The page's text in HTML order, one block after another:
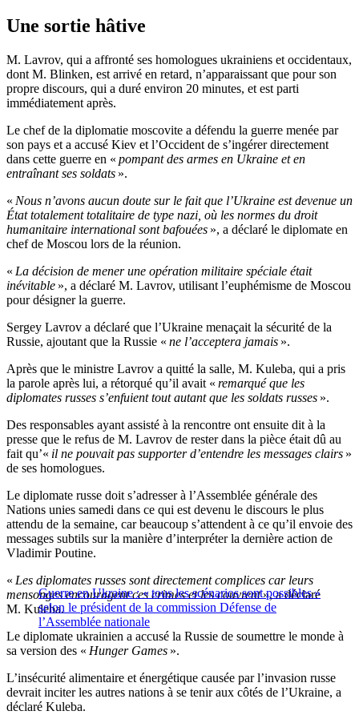
Une sortie hâtive
M. Lavrov, qui a affronté ses homologues ukrainiens et occidentaux,
dont M. Blinken, est arrivé en retard, n’apparaissant que pour son
propre discours, qui a duré environ 20 minutes, et est parti
immédiatement après.
Le chef de la diplomatie moscovite a défendu la guerre menée par
son pays et a accusé Kiev et l’Occident de s’ingérer directement
dans cette guerre en « pompant des armes en Ukraine et en
entraînant ses soldats ».
« Nous n’avons aucun doute sur le fait que l’Ukraine est devenue un
État totalement totalitaire de type nazi, où les normes du droit
humanitaire international sont bafouées », a déclaré le diplomate en
chef de Moscou lors de la réunion.
« La décision de mener une opération militaire spéciale était
inévitable », a déclaré M. Lavrov, utilisant l’euphémisme de Moscou
pour désigner la guerre.
Sergey Lavrov a déclaré que l’Ukraine menaçait la sécurité de la
Russie, ajoutant que la Russie « ne l’acceptera jamais ».
Après que le ministre Lavrov a quitté la salle, M. Kuleba, qui a pris
la parole après lui, a rétorqué qu’il avait « remarqué que les
diplomates russes s’enfuient tout autant que les soldats russes ».
Des responsables ayant assisté à la rencontre ont ensuite dit à la
presse que le refus de M. Lavrov de rester dans la pièce était dû au
fait qu’« il ne pouvait pas supporter d’entendre les messages clairs »
de ses homologues.
Le diplomate russe doit s’adresser à l’Assemblée générale des
Nations unies samedi dans ce qui est devenu le discours le plus
attendu de la semaine, car beaucoup s’attendent à ce qu’il envoie des
messages subtils sur la manière d’interpréter la dernière action de
Vladimir Poutine.
Guerre en Ukraine : « tous les scénarios sont possibles »
selon le président de la commission Défense de
l’Assemblée nationale
« Les diplomates russes sont directement complices car leurs
mensonges encouragent ces crimes et les couvrent», a déclaré
M. Kuleba.
Le diplomate ukrainien a accusé la Russie de soumettre le monde à
sa version des « Hunger Games ».
L’insécurité alimentaire et énergétique causée par l’invasion russe
devrait inciter les autres nations à se tenir aux côtés de l’Ukraine, a
déclaré Kuleba.